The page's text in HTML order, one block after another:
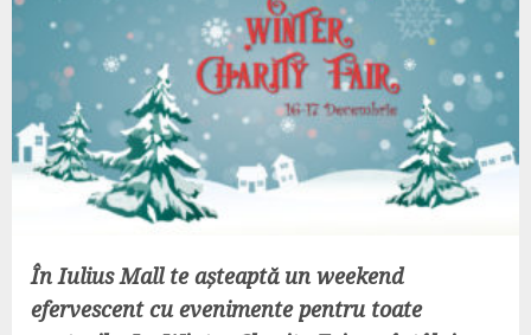
În Iulius Mall te așteaptă un weekend
efervescent cu evenimente pentru toate